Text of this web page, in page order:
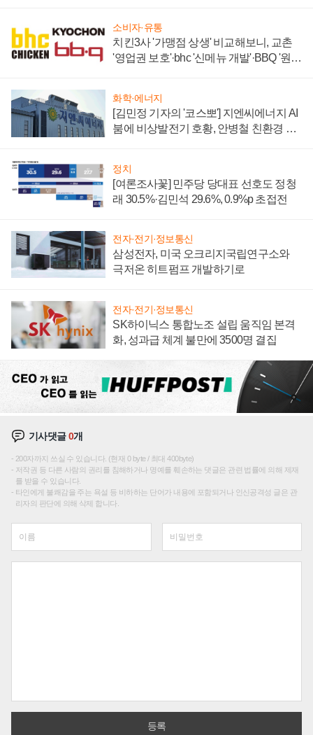
소비자·유통
치킨3사 '가맹점 상생' 비교해보니, 교촌
'영업권 보호'·bhc '신메뉴 개발'·BBQ '원가
화학·에너지
[김민정 기자의 '코스뽀'] 지엔씨에너지 AI
붐에 비상발전기 호황, 안병철 친환경 에
정치
[여론조사꽃] 민주당 당대표 선호도 정청
래 30.5%·김민석 29.6%, 0.9%p 초접전
전자·전기·정보통신
삼성전자, 미국 오크리지국립연구소와
극저온 히트펌프 개발하기로
전자·전기·정보통신
SK하이닉스 통합노조 설립 움직임 본격
화, 성과급 체계 불만에 3500명 결집
기사댓글0개
200자까지 쓰실 수 있습니다. (현재 0 byte / 최대 400byte)
저작권 등 다른 사람의 권리를 침해하거나 명예를 훼손하는 댓글은 관련 법률에 의해 제재
를 받을 수 있습니다.
타인에게 불쾌감을 주는 욕설 등 비하하는 단어가 내용에 포함되거나 인신공격성 글은 관
리자의 판단에 의해 삭제 합니다.